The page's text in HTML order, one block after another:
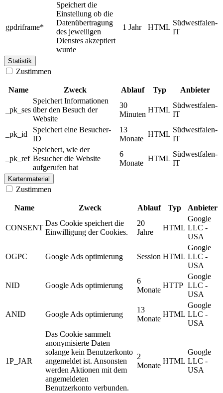
gpdriframe*
Speichert die
Einstellung ob die
Datenübertragung
des jeweiligen
Dienstes akzeptiert
wurde
1 Jahr HTML
Südwestfalen-
IT
Statistik
Zustimmen
Name Zweck Ablauf Typ Anbieter
_pk_ses
Speichert Informationen
über den Besuch der
Website
30
Minuten
HTML
Südwestfalen-
IT
_pk_id
Speichert eine Besucher-
ID
13
Monate
HTML
Südwestfalen-
IT
_pk_ref
Speichert, wie der
Besucher die Website
aufgerufen hat
6
Monate
HTML
Südwestfalen-
IT
Kartenmaterial
Zustimmen
Name Zweck Ablauf Typ Anbieter
CONSENT
Das Cookie speichert die
Einwilligung der Cookies.
20
Jahre
HTML
Google
LLC -
USA
OGPC Google Ads optimierung Session HTML
Google
LLC -
USA
NID Google Ads optimierung
6
Monate
HTTP
Google
LLC -
USA
ANID Google Ads optimierung
13
Monate
HTML
Google
LLC -
USA
1P_JAR
Das Cookie sammelt
anonymisierte Daten
solange kein Benutzerkonto
angemeldet ist. Ansonsten
werden Aktionen mit dem
angemeldeten
Benutzerkonto verbunden.
2
Monate
HTML
Google
LLC -
USA